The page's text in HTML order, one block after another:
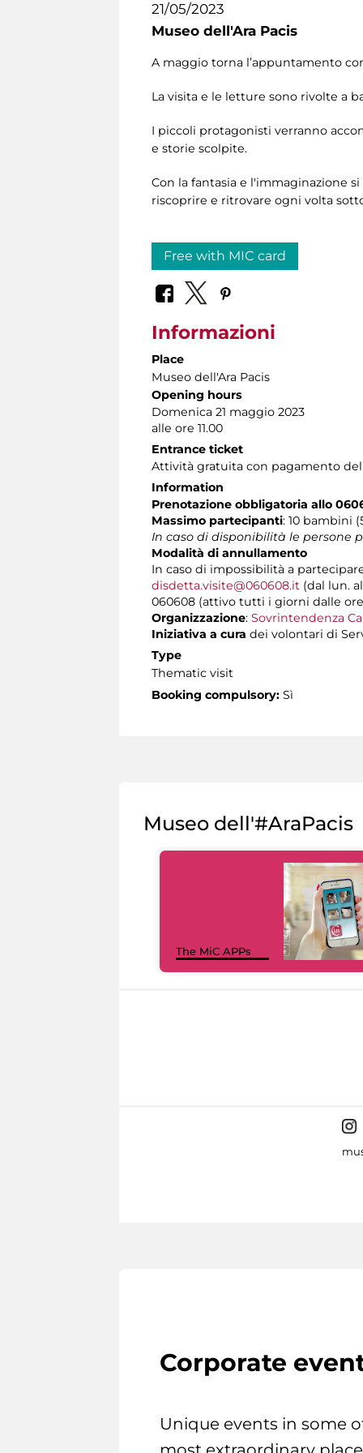
21/05/2023
Museo dell'Ara Pacis
A maggio torna l’appuntamento
La visita e le letture sono rivolte a
I piccoli protagonisti verranno
e storie scolpite.
Con la fantasia e l'immaginazione
riscoprire e ritrovare ogni volta
Free with MIC card
Informazioni
Place
Museo dell'Ara Pacis
Opening hours
Domenica 21 maggio 2023
alle ore 11.00
Entrance ticket
Attività gratuita con pagamento
Information
Prenotazione obbligatoria allo
Massimo partecipanti: 10 bambini
In caso di disponibilità le persone
Modalità di annullamento
In caso di impossibilità a
disdetta.visite@060608.it (dal lun.
060608 (attivo tutti i giorni dalle ore
Organizzazione: Sovrintendenza
Iniziativa a cura dei volontari di
Type
Thematic visit
Booking compulsory: Sì
Museo dell'#AraPacis
The MiC APPs
Corporate
Unique events in some